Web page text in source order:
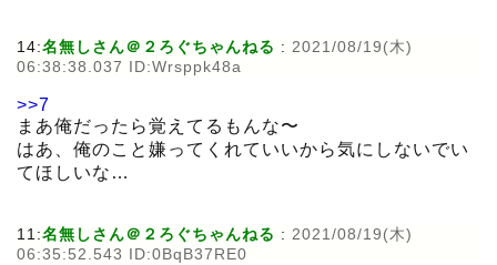
14:名無しさん＠２ろぐちゃんねる : 2021/08/19(木)
06:38:38.037 ID:Wrsppk48a
>>7
まあ俺だったら覚えてるもんな〜
はあ、俺のこと嫌ってくれていいから気にしないでい
てほしいな…
11:名無しさん＠２ろぐちゃんねる : 2021/08/19(木)
06:35:52.543 ID:0BqB37RE0